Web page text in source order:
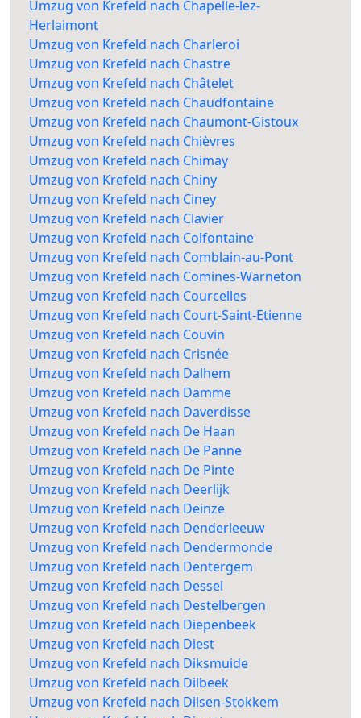
Umzug von Krefeld nach Chapelle-lez-
Herlaimont
Umzug von Krefeld nach Charleroi
Umzug von Krefeld nach Chastre
Umzug von Krefeld nach Châtelet
Umzug von Krefeld nach Chaudfontaine
Umzug von Krefeld nach Chaumont-Gistoux
Umzug von Krefeld nach Chièvres
Umzug von Krefeld nach Chimay
Umzug von Krefeld nach Chiny
Umzug von Krefeld nach Ciney
Umzug von Krefeld nach Clavier
Umzug von Krefeld nach Colfontaine
Umzug von Krefeld nach Comblain-au-Pont
Umzug von Krefeld nach Comines-Warneton
Umzug von Krefeld nach Courcelles
Umzug von Krefeld nach Court-Saint-Etienne
Umzug von Krefeld nach Couvin
Umzug von Krefeld nach Crisnée
Umzug von Krefeld nach Dalhem
Umzug von Krefeld nach Damme
Umzug von Krefeld nach Daverdisse
Umzug von Krefeld nach De Haan
Umzug von Krefeld nach De Panne
Umzug von Krefeld nach De Pinte
Umzug von Krefeld nach Deerlijk
Umzug von Krefeld nach Deinze
Umzug von Krefeld nach Denderleeuw
Umzug von Krefeld nach Dendermonde
Umzug von Krefeld nach Dentergem
Umzug von Krefeld nach Dessel
Umzug von Krefeld nach Destelbergen
Umzug von Krefeld nach Diepenbeek
Umzug von Krefeld nach Diest
Umzug von Krefeld nach Diksmuide
Umzug von Krefeld nach Dilbeek
Umzug von Krefeld nach Dilsen-Stokkem